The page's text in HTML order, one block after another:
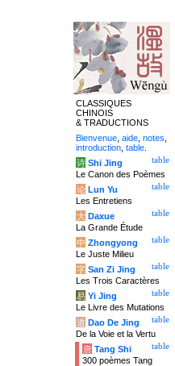
CLASSIQUES
CHINOIS
& TRADUCTIONS
Bienvenue aide notes
introduction table
table
诗 Shi Jing
Le Canon des Poèmes
table
论 Lun Yu
Les Entretiens
table
大 Daxue
La Grande Étude
table
中 Zhongyong
Le Juste Milieu
table
字 San Zi Jing
Les Trois Caractères
table
易 Yi Jing
Le Livre des Mutations
table
道 Dao De Jing
De la Voie et la Vertu
table
唐 Tang Shi
300 poèmes Tang